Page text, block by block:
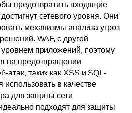
предотвратить входящие
сетевого уровня. Они
механизмы анализа угроз
WAF, с другой
приложений, поэтому
на предотвращении
атак, таких как XSS и SQL-
использовать в качестве
для защиты сети
подходят для защиты